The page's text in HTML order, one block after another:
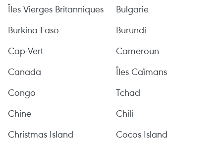
Îles Vierges Britanniques
Bulgarie
Burkina Faso
Burundi
Cap-Vert
Cameroun
Canada
Îles Caïmans
Congo
Tchad
Chine
Chili
Christmas Island
Cocos Island